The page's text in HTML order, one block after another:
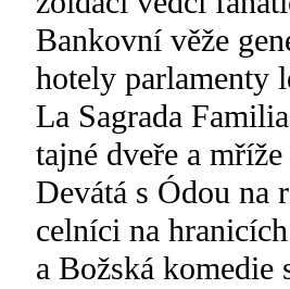
Bankovní věže
hotely parlamenty
La Sagrada
tajné dveře a
Devátá s Ódou na
celníci na
a Božská komedie